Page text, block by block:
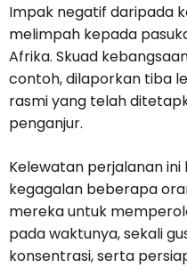
Impak negatif daripada
melimpah kepada
Afrika. Skuad
contoh, dilaporkan tiba
rasmi yang telah
penganjur.
Kelewatan perjalanan
kegagalan beberapa
mereka untuk
pada waktunya, sekali
konsentrasi, serta